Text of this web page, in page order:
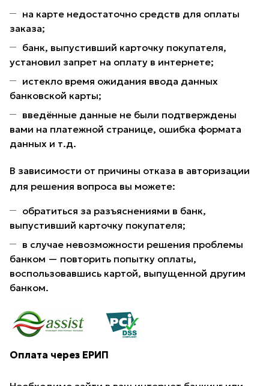
на карте недостаточно средств для оплаты
заказа;
банк, выпустивший карточку покупателя,
установил запрет на оплату в интернете;
истекло время ожидания ввода данных
банковской карты;
введённые данные не были подтверждены
вами на платежной странице, ошибка формата
данных и т.д.
В зависимости от причины отказа в авторизации
для решения вопроса вы можете:
обратиться за разъяснениями в банк,
выпустивший карточку покупателя;
в случае невозможности решения проблемы
банком — повторить попытку оплаты,
воспользовавшись картой, выпущенной другим
банком.
Оплата через ЕРИП